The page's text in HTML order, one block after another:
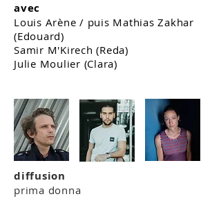
avec
Louis Arène / puis Mathias Zakhar
(Edouard)
Samir M'Kirech (Reda)
Julie Moulier (Clara)
diffusion
prima donna